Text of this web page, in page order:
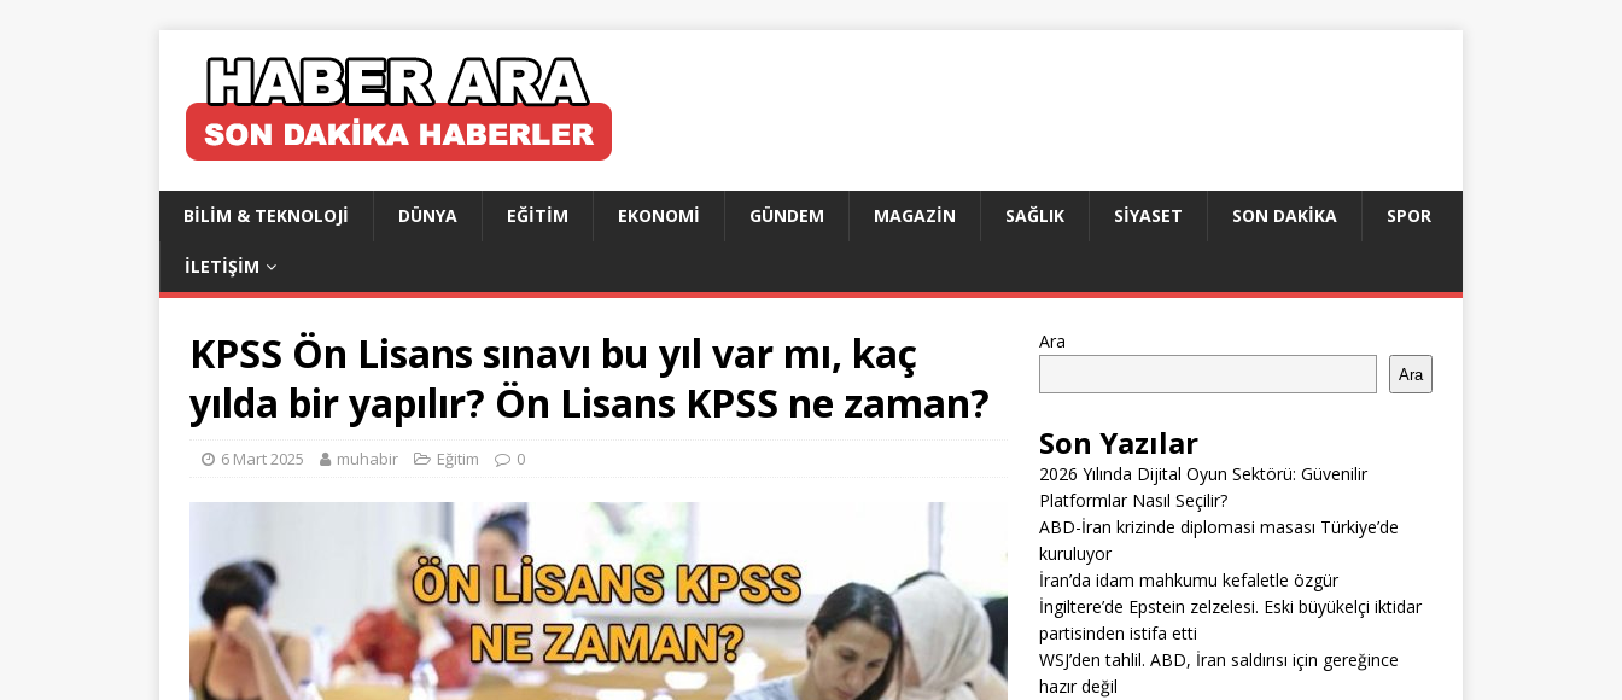
BILIM & TEKNOLOJI DÜNYA EĞITIM EKONOMI GÜNDEM MAGAZIN SAĞLIK SIYASET SON DAKIKA SPOR
İLETIŞIM
KPSS Ön Lisans sınavı bu yıl var mı, kaç
yılda bir yapılır? Ön Lisans KPSS ne zaman?
6 Mart 2025 muhabir Eğitim 0
Ara
Ara
Son Yazılar
2026 Yılında Dijital Oyun Sektörü: Güvenilir
Platformlar Nasıl Seçilir?
ABD-İran krizinde diplomasi masası Türkiye’de
kuruluyor
İran’da idam mahkumu kefaletle özgür
İngiltere’de Epstein zelzelesi. Eski büyükelçi iktidar
partisinden istifa etti
WSJ’den tahlil. ABD, İran saldırısı için gereğince
hazır değil